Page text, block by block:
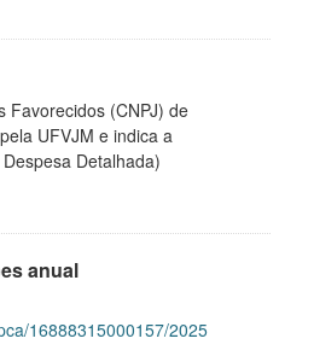
Favorecidos (CNPJ) de
UFVJM e indica a
Detalhada)
anual
16888315000157/2025